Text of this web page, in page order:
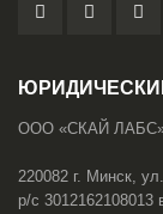
ООО «СКАЙ
220082 г. Минск,
р/с